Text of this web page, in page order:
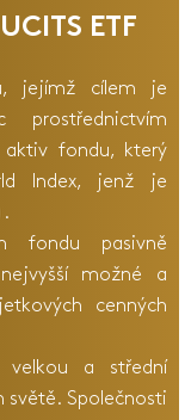
ETF
jejímž cílem je
prostřednictvím
aktiv fondu, který
Index, jenž je
fondu pasivně
možné a
cenných
velkou a střední
světě. Společnosti